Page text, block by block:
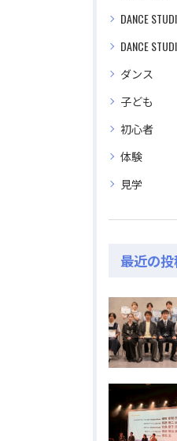
DANCE
DANCE
ダンス
子ども
初心者
体験
見学
最近の
公式ラジオ番組「ダンス
視聴
公式ラジオ番組「ダンス
視聴